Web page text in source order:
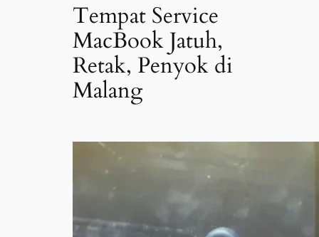
Tempat Service
MacBook Jatuh,
Retak, Penyok di
Malang